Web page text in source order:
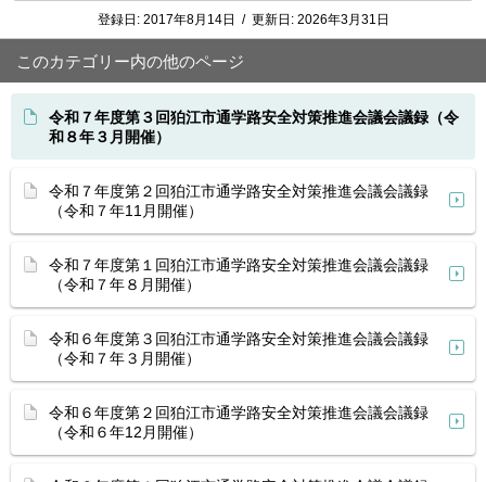
登録日: 2017年8月14日 / 更新日: 2026年3月31日
このカテゴリー内の他のページ
令和７年度第３回狛江市通学路安全対策推進会議会議録（令
和８年３月開催）
令和７年度第２回狛江市通学路安全対策推進会議会議録
（令和７年11月開催）
令和７年度第１回狛江市通学路安全対策推進会議会議録
（令和７年８月開催）
令和６年度第３回狛江市通学路安全対策推進会議会議録
（令和７年３月開催）
令和６年度第２回狛江市通学路安全対策推進会議会議録
（令和６年12月開催）